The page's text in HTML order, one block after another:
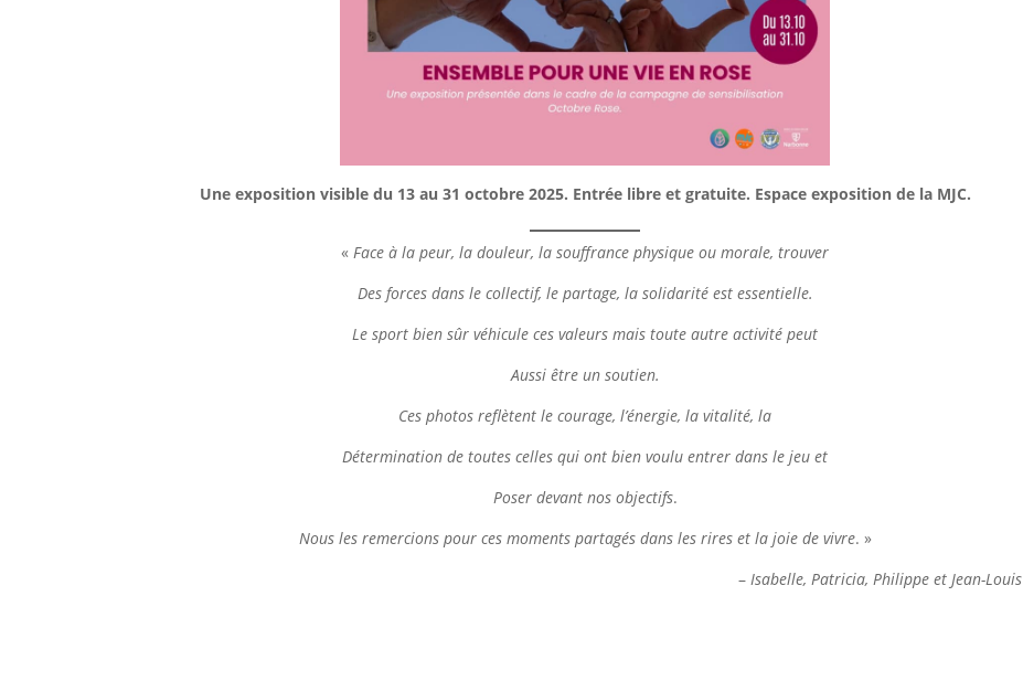
Une exposition visible du 13 au 31 octobre 2025. Entrée libre et gratuite. Espace exposition de la MJC.
«Face à la peur, la douleur, la souffrance physique ou morale, trouver
Des forces dans le collectif, le partage, la solidarité est essentielle.
Le sport bien sûr véhicule ces valeurs mais toute autre activité peut
Aussi être un soutien.
Ces photos reflètent le courage, l’énergie, la vitalité, la
Détermination de toutes celles qui ont bien voulu entrer dans le jeu et
Poser devant nos objectifs.
Nous les remercions pour ces moments partagés dans les rires et la joie de vivre. »
–Isabelle, Patricia, Philippe et Jean-Louis